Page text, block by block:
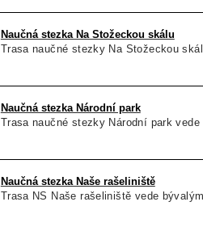
Naučná stezka Na Stožeckou skálu
Trasa naučné stezky Na Stožeckou
Naučná stezka Národní park
Trasa naučné stezky Národní park vede
Naučná stezka Naše rašeliniště
Trasa NS Naše rašeliniště vede